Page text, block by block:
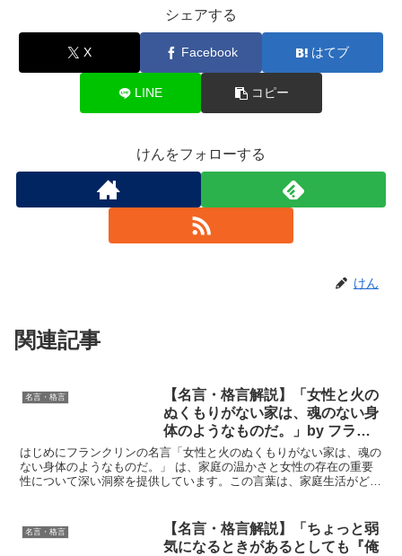
シェアする
X Facebook はてブ
LINE コピー
けんをフォローする
けん
関連記事
名言・格言
【名言・格言解説】「女性と火の
ぬくもりがない家は、魂のない身
体のようなものだ。」by フラン
クリンの深い意味と得られる教訓
はじめにフランクリンの名言「女性と火のぬくもりがない家は、魂の
ない身体のようなものだ。」 は、家庭の温かさと女性の存在の重要
性について深い洞察を提供しています。この言葉は、家庭生活がどの
名言・格言
【名言・格言解説】「ちょっと弱
気になるときがあるとしても『俺